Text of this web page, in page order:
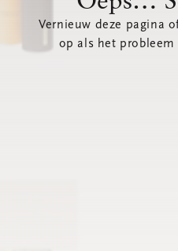
Vernieuw deze pagina
op als het